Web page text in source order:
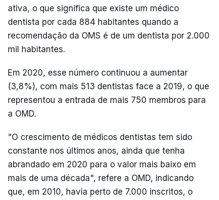
ativa, o que significa que existe um médico
dentista por cada 884 habitantes quando a
recomendação da OMS é de um dentista por 2.000
mil habitantes.
Em 2020, esse número continuou a aumentar
(3,8%), com mais 513 dentistas face a 2019, o que
representou a entrada de mais 750 membros para
a OMD.
"O crescimento de médicos dentistas tem sido
constante nos últimos anos, ainda que tenha
abrandado em 2020 para o valor mais baixo em
mais de uma década", refere a OMD, indicando
que, em 2010, havia perto de 7.000 inscritos, o